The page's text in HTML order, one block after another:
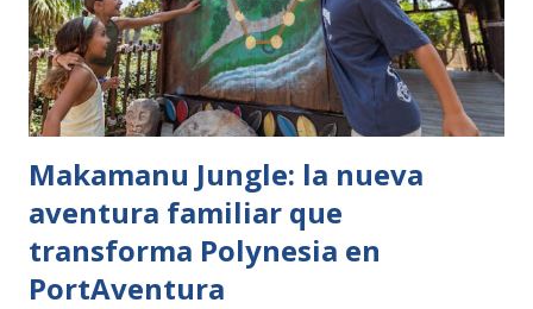
Makamanu Jungle: la nueva
aventura familiar que
transforma Polynesia en
PortAventura